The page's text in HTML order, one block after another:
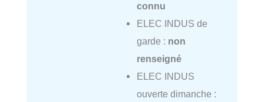
connu
ELEC INDUS de
garde : non
renseigné
ELEC INDUS
ouverte dimanche :